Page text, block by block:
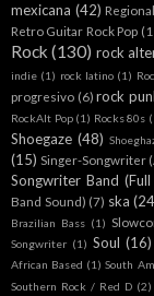
mexicana (42)
Retro Guitar Rock Pop
Rock (130) rock
indie (1) rock latino (1)
progresivo (6) rock
RockAlt Pop (1) Rocks 80s
Shoegaze (48)
(15) Singer-Songwriter
Songwriter Band (Full
Band Sound) (7) ska
Brazilian Bass (1)
Songwriter (1) Soul (16)
African Based (1) South
Southern Rock / Red D (2)